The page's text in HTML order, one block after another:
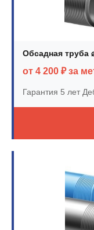
Обсадная труба
от 4 200 ₽ за
Гарантия 5 лет